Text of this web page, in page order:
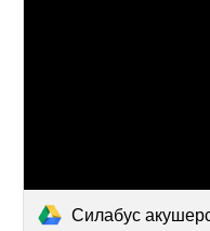
Силабус